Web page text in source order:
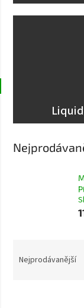
Nejprodávanější